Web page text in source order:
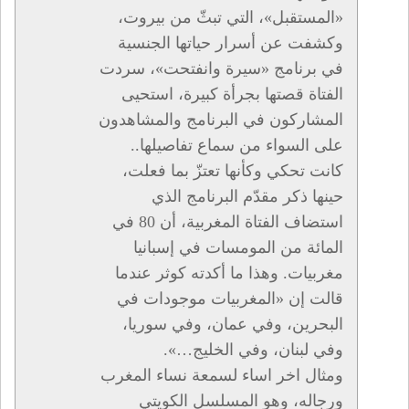
«المستقبل»، التي تبثّ من بيروت،
وكشفت عن أسرار حياتها الجنسية
في برنامج «سيرة وانفتحت»، سردت
الفتاة قصتها بجرأة كبيرة، استحيى
المشاركون في البرنامج والمشاهدون
على السواء من سماع تفاصيلها..
كانت تحكي وكأنها تعتزّ بما فعلت،
حينها ذكر مقدّم البرنامج الذي
استضاف الفتاة المغربية، أن 80 في
المائة من المومسات في إسبانيا
مغربيات. وهذا ما أكدته كوثر عندما
قالت إن «المغربيات موجودات في
البحرين، وفي عمان، وفي سوريا،
وفي لبنان، وفي الخليج…».
ومثال اخر اساء لسمعة نساء المغرب
ورجاله، وهو المسلسل الكويتي